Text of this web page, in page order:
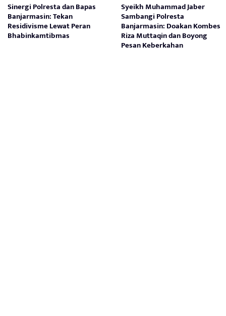
Sinergi Polresta dan Bapas
Banjarmasin: Tekan
Residivisme Lewat Peran
Bhabinkamtibmas
Syeikh Muhammad Jaber
Sambangi Polresta
Banjarmasin: Doakan Kombes
Riza Muttaqin dan Boyong
Pesan Keberkahan